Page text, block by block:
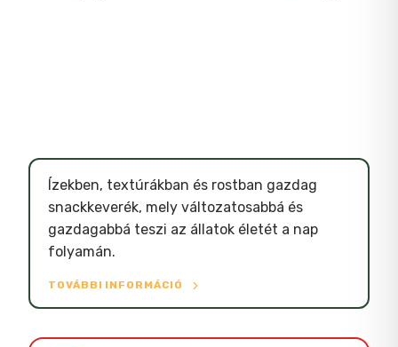
Ízekben, textúrákban és rostban gazdag
snackkeverék, mely változatosabbá és
gazdagabbá teszi az állatok életét a nap
folyamán.
TOVÁBBI INFORMÁCIÓ